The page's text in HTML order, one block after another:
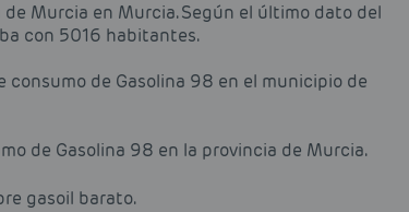
Murcia en Murcia. Según el último dato del
con 5016 habitantes.
consumo de Gasolina 98 en el municipio de
de Gasolina 98 en la provincia de Murcia.
gasoil barato.